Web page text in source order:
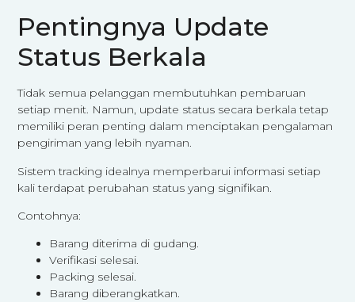
Pentingnya Update
Status Berkala
Tidak semua pelanggan membutuhkan pembaruan
setiap menit. Namun, update status secara berkala tetap
memiliki peran penting dalam menciptakan pengalaman
pengiriman yang lebih nyaman.
Sistem tracking idealnya memperbarui informasi setiap
kali terdapat perubahan status yang signifikan.
Contohnya:
Barang diterima di gudang.
Verifikasi selesai.
Packing selesai.
Barang diberangkatkan.